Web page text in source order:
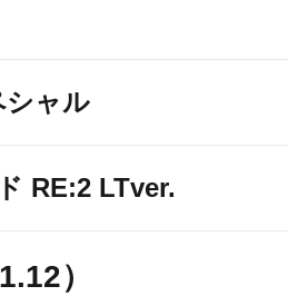
シャル
RE:2 LTver.
）